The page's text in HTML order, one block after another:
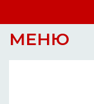
МЕНЮ